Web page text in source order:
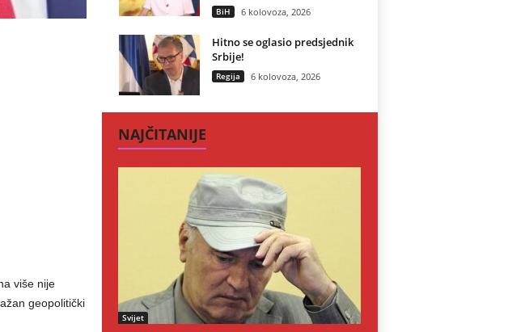
više nije
geopolitički
BiH 6 kolovoza, 2026
Hitno se oglasio predsjednik
Srbije!
Regija 6 kolovoza, 2026
NAJČITANIJE
Svijet